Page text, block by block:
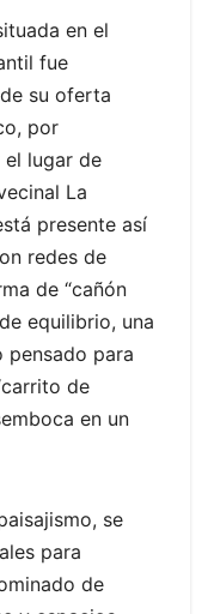
en el
fue
su oferta
por
lugar de
La
presente así
redes de
de “cañón
equilibrio, una
pensado para
de
en un
se
para
de